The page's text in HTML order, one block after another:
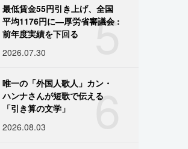
5
最低賃金55円引き上げ、全国
平均1176円に―厚労省審議会 :
前年度実績を下回る
2026.07.30
6
唯一の「外国人歌人」カン・
ハンナさんが短歌で伝える
「引き算の文学」
2026.08.03